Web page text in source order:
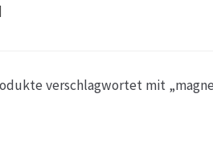
Impressum Keine
verschlagwortet mit